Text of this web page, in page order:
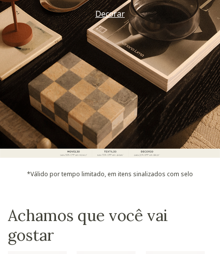
Decorar
*Válido por tempo limitado, em itens sinalizados com selo
Achamos que você vai
gostar